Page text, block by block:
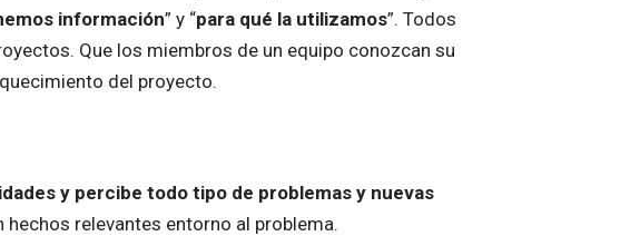
información” y “para qué la utilizamos”. Todos
Que los miembros de un equipo conozcan su
del proyecto.
y percibe todo tipo de problemas y nuevas
relevantes entorno al problema.